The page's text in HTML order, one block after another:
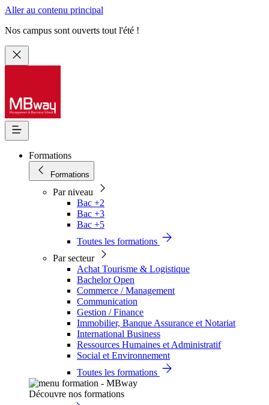
Aller au contenu principal
Nos campus sont ouverts tout l'été !
Formations
Formations
Par niveau
Bac +2
Bac +3
Bac +5
Toutes les formations
Par secteur
Achat Tourisme & Logistique
Bachelor Open
Commerce / Management
Communication
Gestion / Finance
Immobilier, Banque Assurance et Notariat
International Business
Ressources Humaines et Administratif
Social et Environnement
Toutes les formations
Découvre nos formations